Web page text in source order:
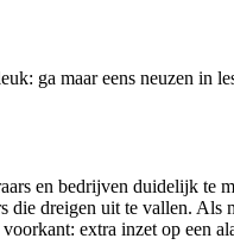
ga maar eens neuzen in
en bedrijven duidelijk
die dreigen uit te vallen.
extra inzet op een